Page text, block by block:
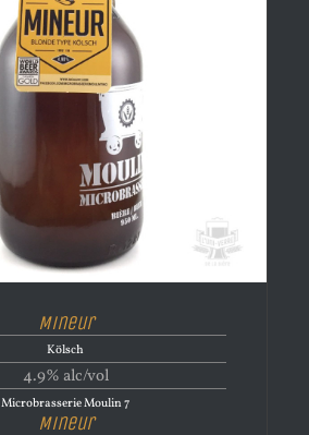
Mineur
Kölsch
4.9% alc/vol
Microbrasserie Moulin 7
Mineur